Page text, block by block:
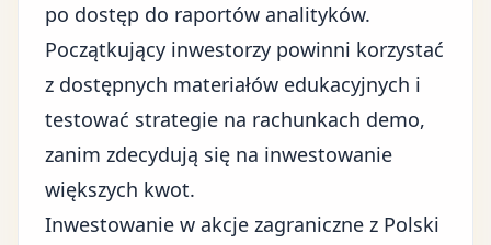
po dostęp do raportów analityków.
Początkujący inwestorzy powinni korzystać
z dostępnych materiałów edukacyjnych i
testować strategie na rachunkach demo,
zanim zdecydują się na inwestowanie
większych kwot.
Inwestowanie w akcje zagraniczne z Polski